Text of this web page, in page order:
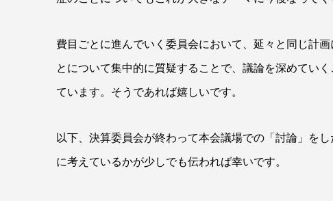
費目ごとに進んでいく委員会において、延々と同じ計
とについて集中的に質疑することで、議論を深めてい
ています。そうであれば嬉しいです。
以下、決算委員会が終わって本会議場での「討論」を
に考えているかが少しでも伝われば幸いです。